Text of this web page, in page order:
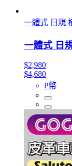
一體式 日規
一體式 日
$2,980
$4,680
P幣